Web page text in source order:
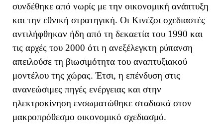
συνδέθηκε από νωρίς με την οικονομική ανάπτυξη
και την εθνική στρατηγική. Οι Κινέζοι σχεδιαστές
αντιλήφθηκαν ήδη από τη δεκαετία του 1990 και
τις αρχές του 2000 ότι η ανεξέλεγκτη ρύπανση
απειλούσε τη βιωσιμότητα του αναπτυξιακού
μοντέλου της χώρας. Έτσι, η επένδυση στις
ανανεώσιμες πηγές ενέργειας και στην
ηλεκτροκίνηση ενσωματώθηκε σταδιακά στον
μακροπρόθεσμο οικονομικό σχεδιασμό.